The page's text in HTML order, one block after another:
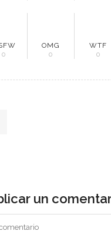
0
OMG
0
WTF
0
un